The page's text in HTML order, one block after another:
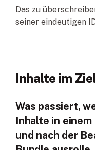
Das zu
seiner eindeutigen
Inhalte im
Was passiert,
Inhalte in
und nach der